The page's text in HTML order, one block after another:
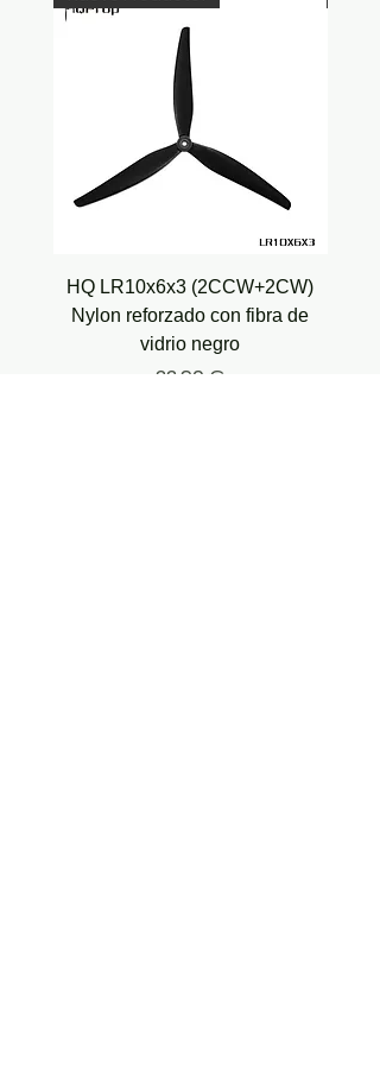
HQ LR10x6x3 (2CCW+2CW)
Nylon reforzado con fibra de
vidrio negro
Precio
22,90 €